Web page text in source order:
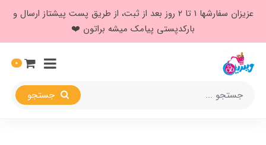
عزیزان سفارشها ۱ تا ۲ روز بعد از ثبت، از طریق پست پیشتاز ارسال و
بارکدپستی پیامک میشه براتون ❤️
0